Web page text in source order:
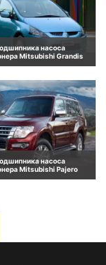
насоса
Mitsubishi Grandis
насоса
Mitsubishi Pajero